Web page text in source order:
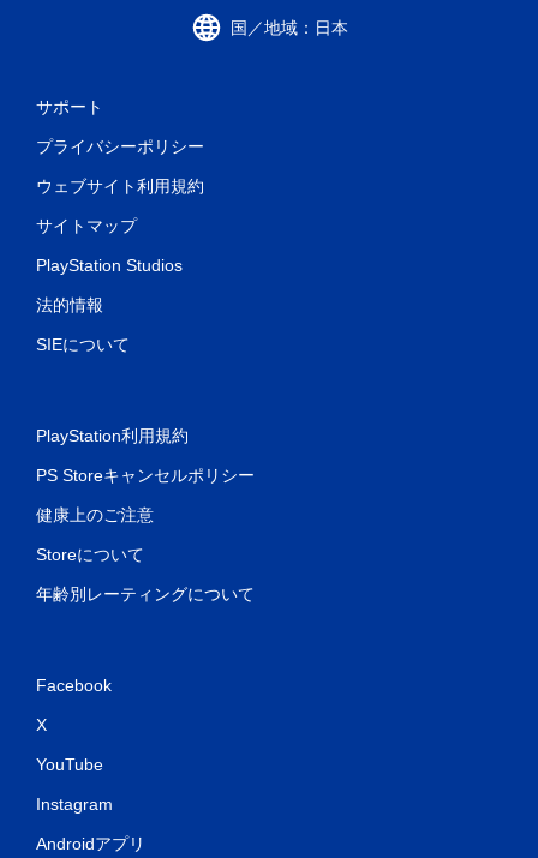
国／地域：日本
サポート
プライバシーポリシー
ウェブサイト利用規約
サイトマップ
PlayStation Studios
法的情報
SIEについて
PlayStation利用規約
PS Storeキャンセルポリシー
健康上のご注意
Storeについて
年齢別レーティングについて
Facebook
X
YouTube
Instagram
Androidアプリ